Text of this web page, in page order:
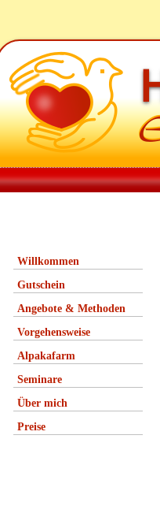
Willkommen
Gutschein
Angebote & Methoden
Vorgehensweise
Alpakafarm
Seminare
Über mich
Preise